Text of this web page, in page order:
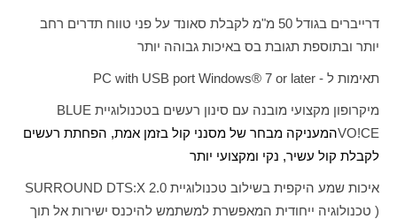
דרייברים בגודל 50 מ"מ לקבלת סאונד על פני טווח תדרים רחב
יותר ובתוספת תגובת בס באיכות גבוהה יותר
תאימות ל - PC with USB port Windows® 7 or later
מיקרופון מקצועי מובנה עם סינון רעשים בטכנולוגיית BLUE
VO!CEהמעניקה מבחר של מסנני קול בזמן אמת, הפחתת רעשים
לקבלת קול עשיר, נקי ומקצועי יותר
איכות שמע היקפית בשילוב טכנולוגיית SURROUND DTS:X 2.0
( טכנולוגיה ייחודית המאפשרת למשתמש להיכנס ישירות אל תוך